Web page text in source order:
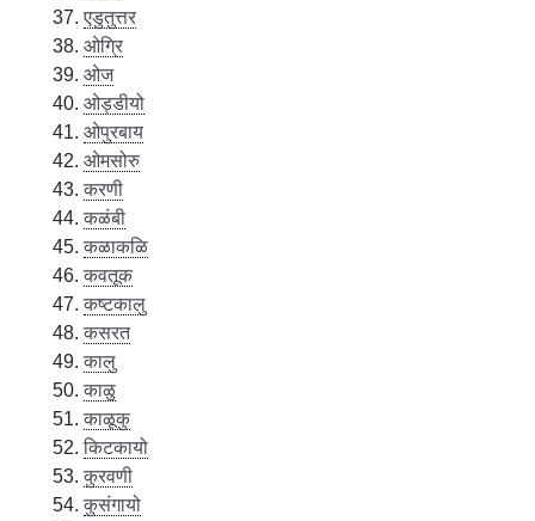
एडुतुत्तर
ओग्रि
ओज
ओड्डीयो
ओपुरबाय
ओमसोरु
करणी
कळंबी
कळाकळि
कवतूक
कष्टकालु
कसरत
कालु
काळु
काळूकु
किटकायो
कुरवणी
कुसंगायो